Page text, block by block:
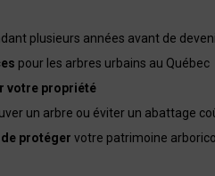
plusieurs années avant de
pour les arbres urbains au Québec
votre propriété
un arbre ou éviter un abattage
protéger votre patrimoine